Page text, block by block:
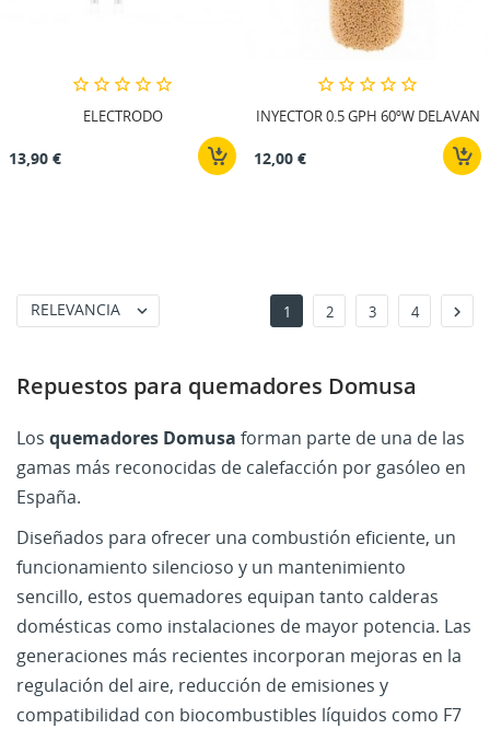
ELECTRODO
13,90 €
INYECTOR 0.5 GPH 60ºW DELAVAN
12,00 €
RELEVANCIA  1 2 3 4 
Repuestos para quemadores Domusa
Los quemadores Domusa forman parte de una de las
gamas más reconocidas de calefacción por gasóleo en
España.
Diseñados para ofrecer una combustión eficiente, un
funcionamiento silencioso y un mantenimiento
sencillo, estos quemadores equipan tanto calderas
domésticas como instalaciones de mayor potencia. Las
generaciones más recientes incorporan mejoras en la
regulación del aire, reducción de emisiones y
compatibilidad con biocombustibles líquidos como F7